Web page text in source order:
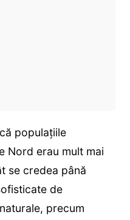
populațiile
Nord erau mult mai
se credea până
de
precum